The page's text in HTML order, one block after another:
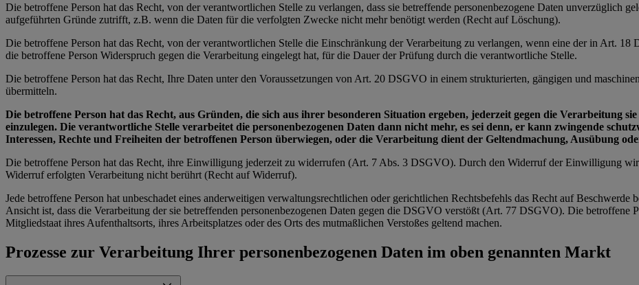
Die betroffene Person hat das Recht, von der verantwortlichen Stelle zu verlangen, dass sie betreffende personenbezogene Daten unverzüglich
aufgeführten Gründe zutrifft, z.B. wenn die Daten für die verfolgten Zwecke nicht mehr benötigt werden (Recht auf Löschung).
Die betroffene Person hat das Recht, von der verantwortlichen Stelle die Einschränkung der Verarbeitung zu verlangen, wenn eine der in Art.
die betroffene Person Widerspruch gegen die Verarbeitung eingelegt hat, für die Dauer der Prüfung durch die verantwortliche Stelle.
Die betroffene Person hat das Recht, Ihre Daten unter den Voraussetzungen von Art. 20 DSGVO in einem strukturierten, gängigen und
übermitteln.
Die betroffene Person hat das Recht, aus Gründen, die sich aus ihrer besonderen Situation ergeben, jederzeit gegen die Verarbeitung
einzulegen. Die verantwortliche Stelle verarbeitet die personenbezogenen Daten dann nicht mehr, es sei denn, er kann zwingende
Interessen, Rechte und Freiheiten der betroffenen Person überwiegen, oder die Verarbeitung dient der Geltendmachung, Ausübung
Die betroffene Person hat das Recht, ihre Einwilligung jederzeit zu widerrufen (Art. 7 Abs. 3 DSGVO). Durch den Widerruf der Einwilligung
Widerruf erfolgten Verarbeitung nicht berührt (Recht auf Widerruf).
Jede betroffene Person hat unbeschadet eines anderweitigen verwaltungsrechtlichen oder gerichtlichen Rechtsbefehls das Recht auf
Ansicht ist, dass die Verarbeitung der sie betreffenden personenbezogenen Daten gegen die DSGVO verstößt (Art. 77 DSGVO). Die betroffene
Mitgliedstaat ihres Aufenthaltsorts, ihres Arbeitsplatzes oder des Orts des mutmaßlichen Verstoßes geltend machen.
Prozesse zur Verarbeitung Ihrer personenbezogenen Daten im oben genannten Markt